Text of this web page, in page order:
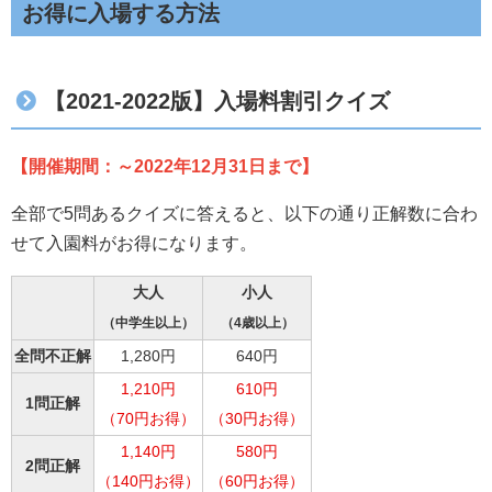
お得に入場する方法
【2021-2022版】入場料割引クイズ
【開催期間：～2022年12月31日まで】
全部で5問あるクイズに答えると、以下の通り正解数に合わ
せて入園料がお得になります。
大人
（中学生以上）
小人
（4歳以上）
全問不正解 1,280円 640円
1問正解
1,210円
（70円お得）
610円
（30円お得）
2問正解
1,140円
（140円お得）
580円
（60円お得）